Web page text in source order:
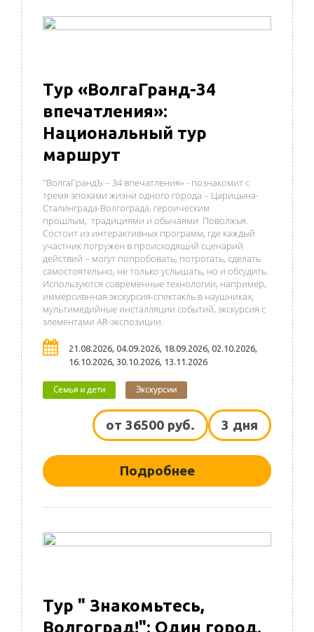
Тур «ВолгаГранд-34
впечатления»:
Национальный тур
маршрут
"ВолгаГрандЪ – 34 впечатления» - познакомит с
тремя эпохами жизни одного города – Царицына-
Сталинграда-Волгограда, героическим
прошлым, традициями и обычаями Поволжья.
Состоит из интерактивных программ, где каждый
участник погружен в происходящий сценарий
действий – могут попробовать, потрогать, сделать
самостоятельно, не только услышать, но и обсудить.
Используются современные технологии, например,
иммерсивнная экскурсия-спектакль в наушниках,
мультимедийные инсталляции событий, экскурсия с
элементами AR-экспозиции.
21.08.2026, 04.09.2026, 18.09.2026, 02.10.2026,
16.10.2026, 30.10.2026, 13.11.2026
Семья и дети Экскурсии
3 дня
от 36500 руб.
Подробнее
Тур " Знакомьтесь,
Волгоград!": Один город.